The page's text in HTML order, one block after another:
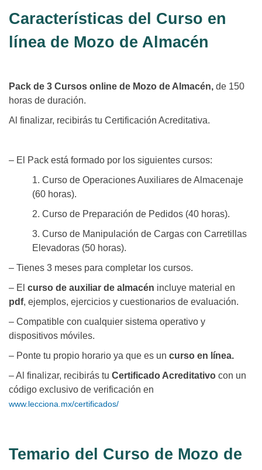
Características del Curso en
línea de Mozo de Almacén
Pack de 3 Cursos online de Mozo de Almacén, de 150
horas de duración.
Al finalizar, recibirás tu Certificación Acreditativa.
– El Pack está formado por los siguientes cursos:
1. Curso de Operaciones Auxiliares de Almacenaje
(60 horas).
2. Curso de Preparación de Pedidos (40 horas).
3. Curso de Manipulación de Cargas con Carretillas
Elevadoras (50 horas).
– Tienes 3 meses para completar los cursos.
– El curso de auxiliar de almacén incluye material en
pdf, ejemplos, ejercicios y cuestionarios de evaluación.
– Compatible con cualquier sistema operativo y
dispositivos móviles.
– Ponte tu propio horario ya que es un curso en línea.
– Al finalizar, recibirás tu Certificado Acreditativo con un
código exclusivo de verificación en
www.lecciona.mx/certificados/
Temario del Curso de Mozo de